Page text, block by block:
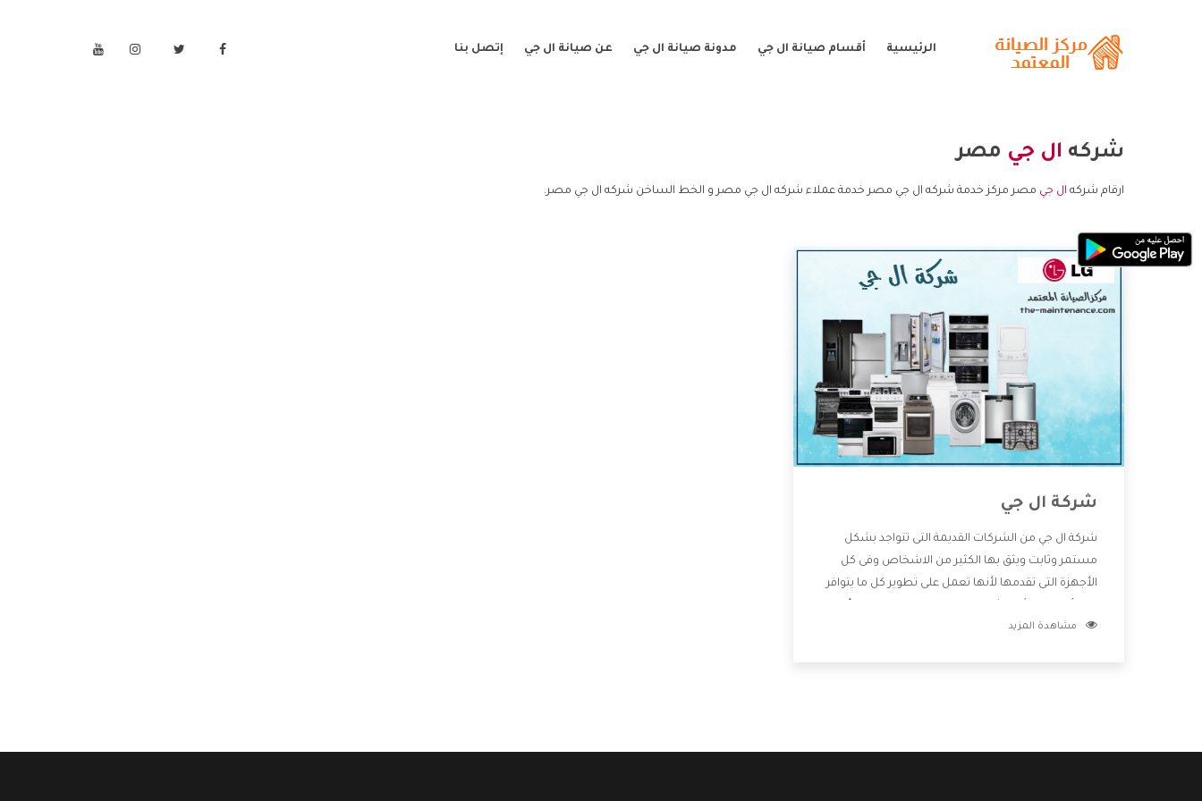
الرئيسية أقسام صيانة ال جي مدونة صيانة ال جي عن صيانة ال جي إتصل بنا
شركه ال جي مصر
ارقام شركه ال جي مصر مركز خدمة شركه ال جي مصر خدمة عملاء شركه ال جي مصر و الخط الساخن شركه ال جي مصر.
شركة ال جي
شركة ال جي من الشركات القديمة التى تتواجد بشكل
مستمر وثابت ويثق بها الكثير من الاشخاص وفى كل
الأجهزة التى تقدمها لأنها تعمل على تطوير كل ما يتوافر
خدمات ما بعد البيع مع المنتجات وتقدم للعملاء أقوى
مشاهدة المزيد